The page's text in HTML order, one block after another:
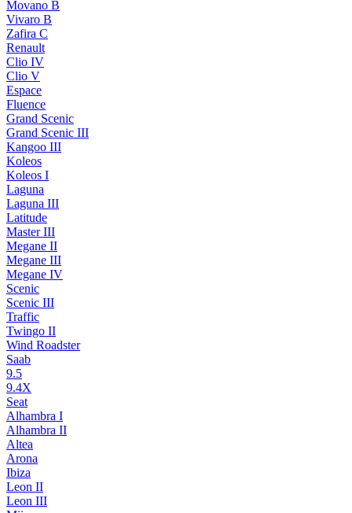
Movano B
Vivaro B
Zafira C
Renault
Clio IV
Clio V
Espace
Fluence
Grand Scenic
Grand Scenic III
Kangoo III
Koleos
Koleos I
Laguna
Laguna III
Latitude
Master III
Megane II
Megane III
Megane IV
Scenic
Scenic III
Traffic
Twingo II
Wind Roadster
Saab
9.5
9.4X
Seat
Alhambra I
Alhambra II
Altea
Arona
Ibiza
Leon II
Leon III